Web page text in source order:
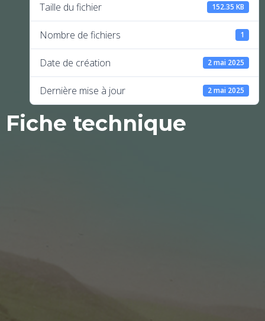
Taille du fichier 152.35 KB
Nombre de fichiers 1
Date de création 2 mai 2025
Dernière mise à jour 2 mai 2025
Fiche technique